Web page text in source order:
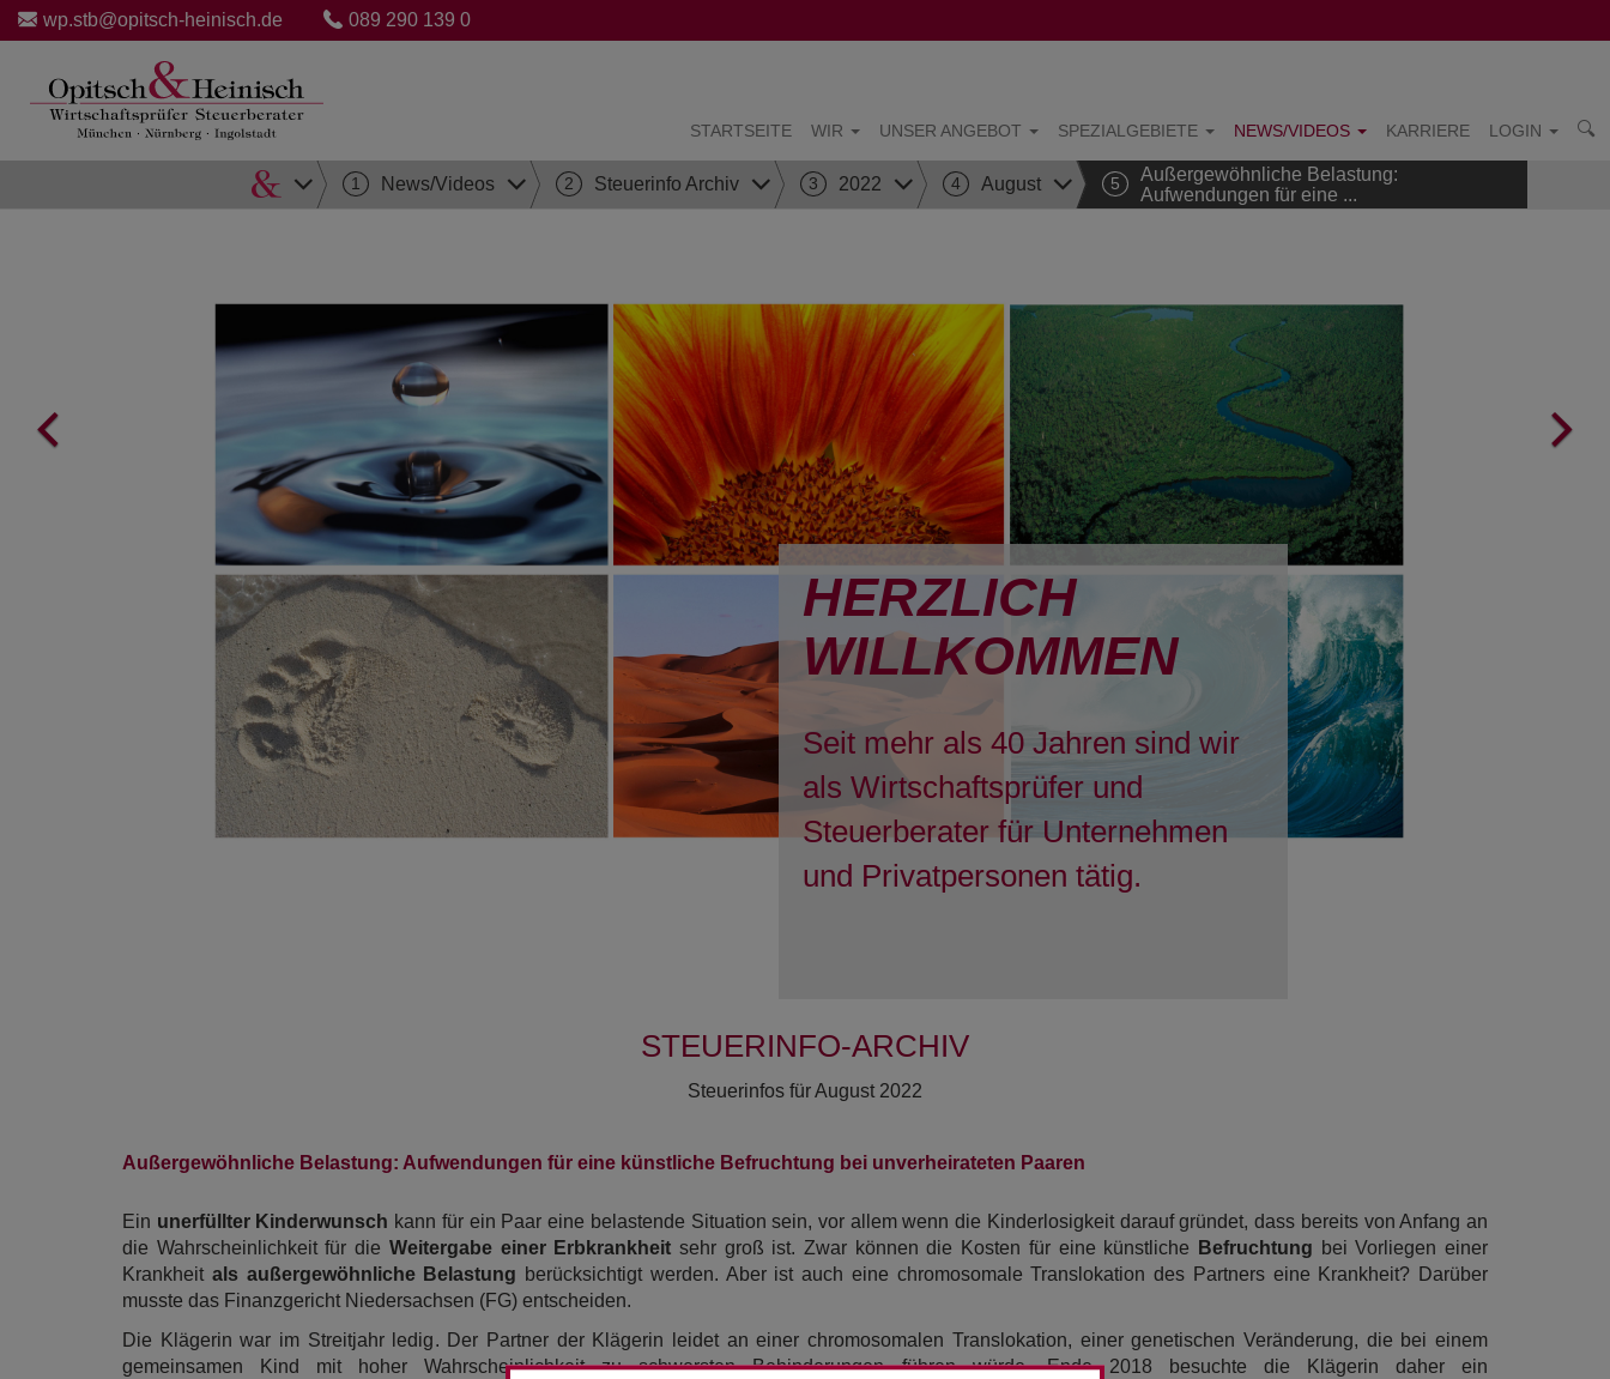
wp.stb@opitsch-heinisch.de 089 290 139 0
STARTSEITE WIR UNSER ANGEBOT SPEZIALGEBIETE NEWS/VIDEOS KARRIERE LOGIN
1 News/Videos 2 Steuerinfo Archiv 3 2022 4 August 5
Außergewöhnliche Belastung:
Aufwendungen für eine ...
HERZLICH
WILLKOMMEN
Seit mehr als 40 Jahren sind wir
als Wirtschaftsprüfer und
Steuerberater für Unternehmen
und Privatpersonen tätig.
STEUERINFO-ARCHIV
Steuerinfos fürAugust 2022
Außergewöhnliche Belastung: Aufwendungen für eine künstliche Befruchtung bei unverheirateten Paaren
Ein unerfüllter Kinderwunsch kann für ein Paar eine belastende Situation sein, vor allem wenn die Kinderlosigkeit darauf gründet, dass bereits von Anfang an
die Wahrscheinlichkeit für die Weitergabe einer Erbkrankheit sehr groß ist. Zwar können die Kosten für eine künstliche Befruchtung bei Vorliegen einer
Krankheit als außergewöhnliche Belastung berücksichtigt werden. Aber ist auch eine chromosomale Translokation des Partners eine Krankheit? Darüber
musste das Finanzgericht Niedersachsen (FG) entscheiden.
Die Klägerin war im Streitjahr ledig. Der Partner der Klägerin leidet an einer chromosomalen Translokation, einer genetischen Veränderung, die bei einem
gemeinsamen Kind mit hoher Wahrscheinlichkeit zu schwersten Behinderungen führen würde. Ende 2018 besuchte die Klägerin daher ein